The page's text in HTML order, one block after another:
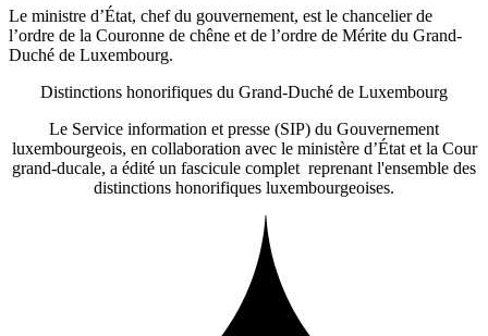
Le ministre d’État, chef du gouvernement, est le chancelier de
l’ordre de la Couronne de chêne et de l’ordre de Mérite du Grand-
Duché de Luxembourg.
Distinctions honorifiques du Grand-Duché de Luxembourg
Le Service information et presse (SIP) du Gouvernement
luxembourgeois, en collaboration avec le ministère d’État et la Cour
grand-ducale, a édité un fascicule complet reprenant l'ensemble des
distinctions honorifiques luxembourgeoises.